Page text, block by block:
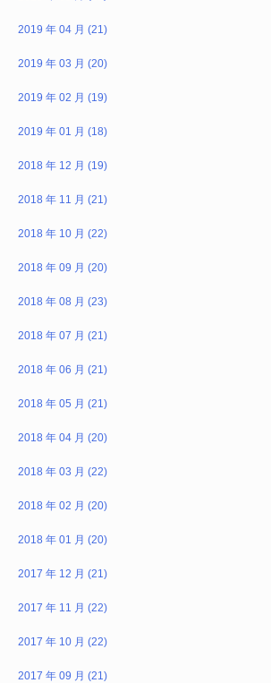
2019 年 04 月 (21)
2019 年 03 月 (20)
2019 年 02 月 (19)
2019 年 01 月 (18)
2018 年 12 月 (19)
2018 年 11 月 (21)
2018 年 10 月 (22)
2018 年 09 月 (20)
2018 年 08 月 (23)
2018 年 07 月 (21)
2018 年 06 月 (21)
2018 年 05 月 (21)
2018 年 04 月 (20)
2018 年 03 月 (22)
2018 年 02 月 (20)
2018 年 01 月 (20)
2017 年 12 月 (21)
2017 年 11 月 (22)
2017 年 10 月 (22)
2017 年 09 月 (21)